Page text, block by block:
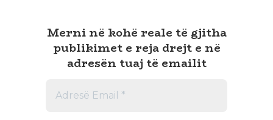
Merni në kohë reale të gjitha
publikimet e reja drejt e në
adresën tuaj të emailit